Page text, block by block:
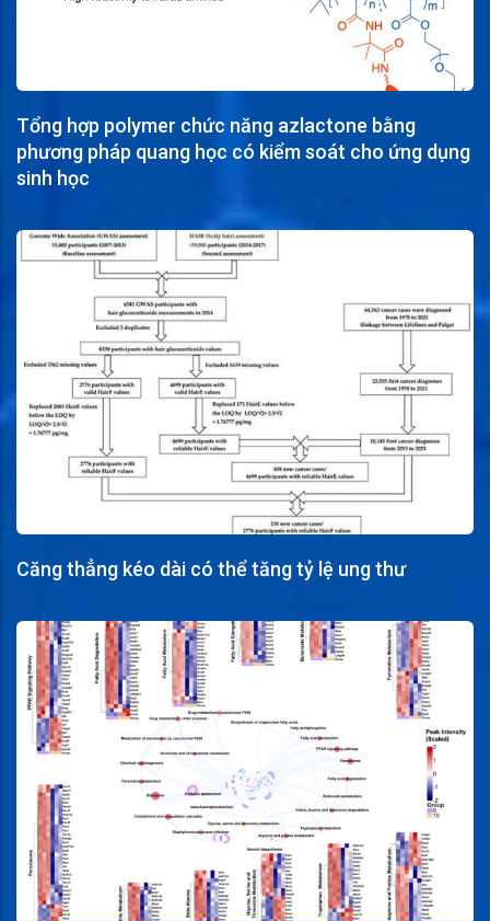
Tổng hợp polymer chức năng azlactone bằng
phương pháp quang học có kiểm soát cho ứng dụng
sinh học
Căng thẳng kéo dài có thể tăng tỷ lệ ung thư